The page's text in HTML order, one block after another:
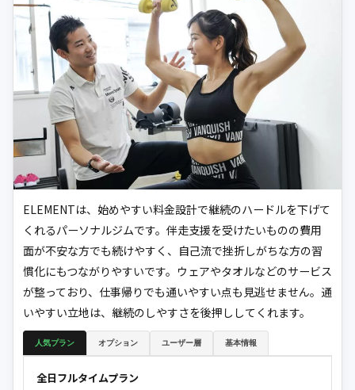
ELEMENTは、始めやすい料金設計で継続のハードルを下げて
くれるパーソナルジムです。伴走支援を受けたいものの費用
面が不安な方でも続けやすく、自己流で挫折しがちな方の習
慣化にもつながりやすいです。ウェアやタオルなどのサービス
が整っており、仕事帰りでも通いやすい点も見逃せません。通
いやすい立地は、継続のしやすさを後押ししてくれます。
人気プラン オプション ユーザー層 基本情報
全日フルタイムプラン